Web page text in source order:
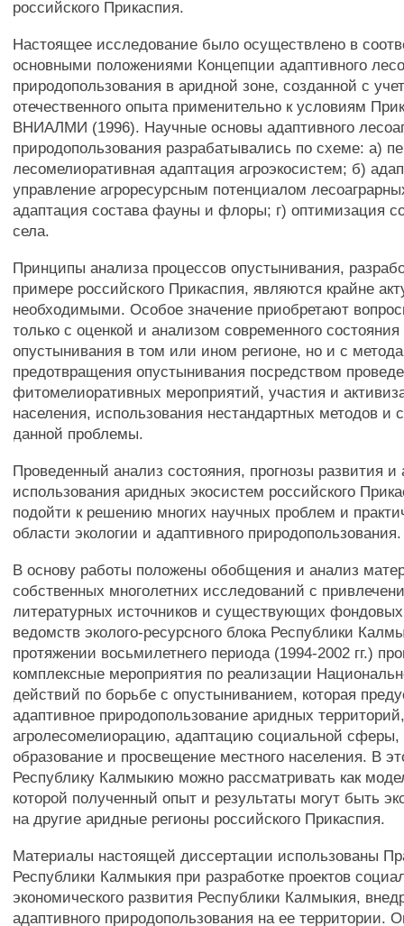
российского Прикаспия.
Настоящее исследование было осуществлено в
основными положениями Концепции адаптивного
природопользования в аридной зоне, созданной с
отечественного опыта применительно к условиям
ВНИАЛМИ (1996). Научные основы адаптивного
природопользования разрабатывались по схеме: а)
лесомелиоративная адаптация агроэкосистем; б)
управление агроресурсным потенциалом
адаптация состава фауны и флоры; г) оптимизация
села.
Принципы анализа процессов опустынивания,
примере российского Прикаспия, являются крайне
необходимыми. Особое значение приобретают
только с оценкой и анализом современного
опустынивания в том или ином регионе, но и с
предотвращения опустынивания посредством
фитомелиоративных мероприятий, участия и
населения, использования нестандартных методов и
данной проблемы.
Проведенный анализ состояния, прогнозы развития и
использования аридных экосистем российского
подойти к решению многих научных проблем и
области экологии и адаптивного природопользования.
В основу работы положены обобщения и анализ
собственных многолетних исследований с
литературных источников и существующих
ведомств эколого-ресурсного блока Республики
протяжении восьмилетнего периода (1994-2002 гг.)
комплексные мероприятия по реализации
действий по борьбе с опустыниванием, которая
адаптивное природопользование аридных
агролесомелиорацию, адаптацию социальной сферы,
образование и просвещение местного населения. В
Республику Калмыкию можно рассматривать как
которой полученный опыт и результаты могут быть
на другие аридные регионы российского Прикаспия.
Материалы настоящей диссертации использованы
Республики Калмыкия при разработке проектов
экономического развития Республики Калмыкия,
адаптивного природопользования на ее территории.